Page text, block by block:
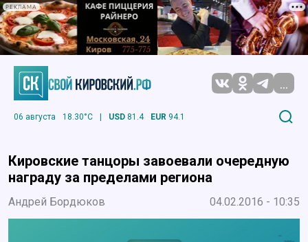
РЕКЛАМА
...
06 августа 18.30°C | USD 81.4 EUR 94.1
Кировские танцоры завоевали очередную
награду за пределами региона
Андрей Бордюков 04.02.2016 - 10:35